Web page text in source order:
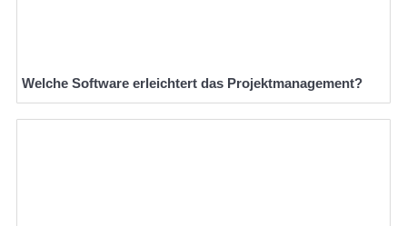
Welche Software erleichtert das Projektmanagement?